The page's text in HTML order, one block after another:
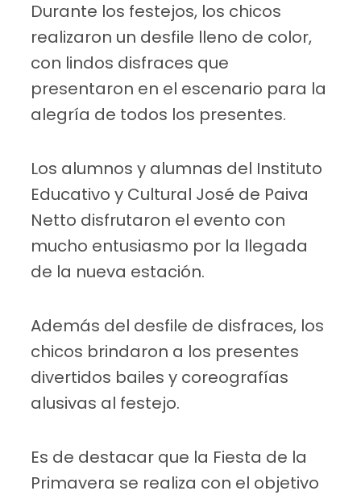
Durante los festejos, los chicos
realizaron un desfile lleno de color,
con lindos disfraces que
presentaron en el escenario para la
alegría de todos los presentes.
Los alumnos y alumnas del Instituto
Educativo y Cultural José de Paiva
Netto disfrutaron el evento con
mucho entusiasmo por la llegada
de la nueva estación.
Además del desfile de disfraces, los
chicos brindaron a los presentes
divertidos bailes y coreografías
alusivas al festejo.
Es de destacar que la Fiesta de la
Primavera se realiza con el objetivo